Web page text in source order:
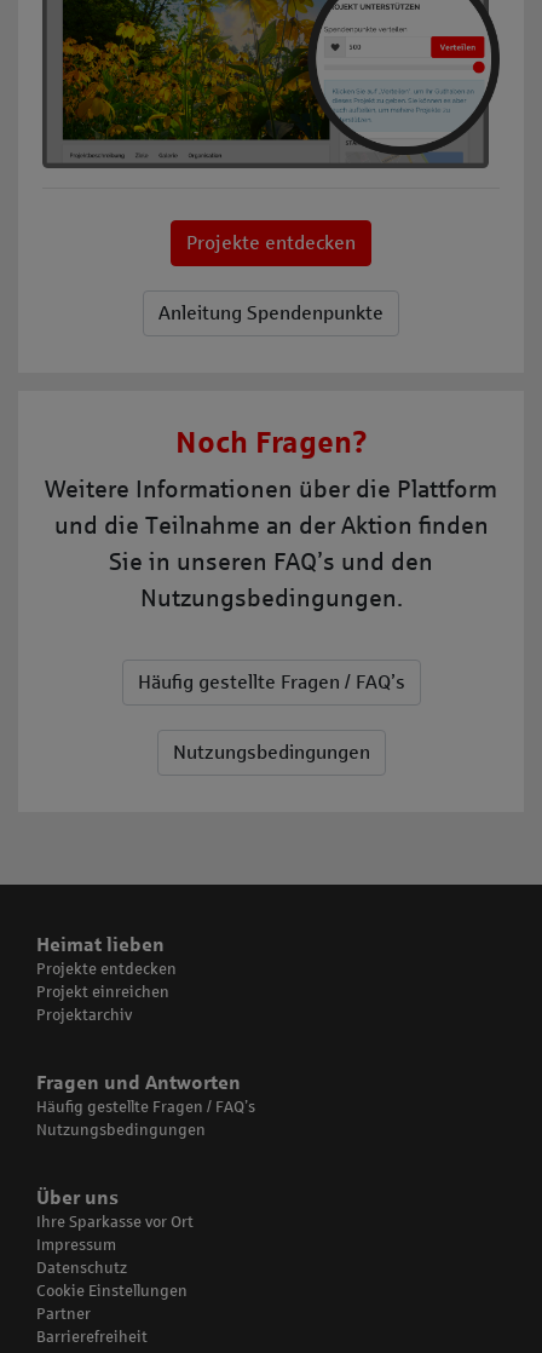
Projekte entdecken
Anleitung Spendenpunkte
Noch Fragen?
Weitere Informationen über die Plattform
und die Teilnahme an der Aktion finden
Sie in unseren FAQ’s und den
Nutzungsbedingungen.
Häufig gestellte Fragen / FAQ’s
Nutzungsbedingungen
Heimat lieben
Projekte entdecken
Projekt einreichen
Projektarchiv
Fragen und Antworten
Häufig gestellte Fragen / FAQ’s
Nutzungsbedingungen
Über uns
Ihre Sparkasse vor Ort
Impressum
Datenschutz
Cookie Einstellungen
Partner
Barrierefreiheit